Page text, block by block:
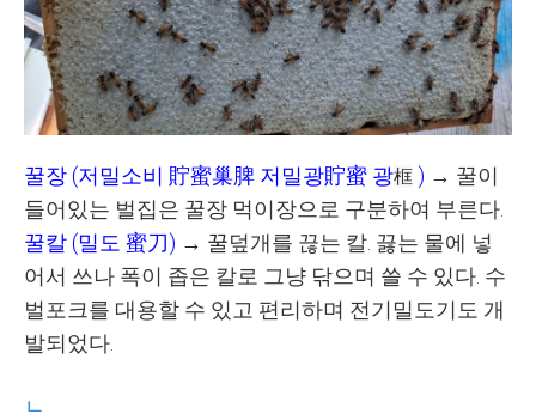
꿀장 (저밀소비 貯蜜巢脾 저밀광貯蜜 광框 ) → 꿀이
들어있는 벌집은 꿀장 먹이장으로 구분하여 부른다
꿀칼 (밀도 蜜刀) → 꿀덮개를 끊는 칼 끓는 물에 넣
어서 쓰나 폭이 좁은 칼로 그냥 닦으며 쓸 수 있다 . 수
벌포크를 대용할 수 있고 편리하며 전기밀도기도 개
발되었다.
ㄴ